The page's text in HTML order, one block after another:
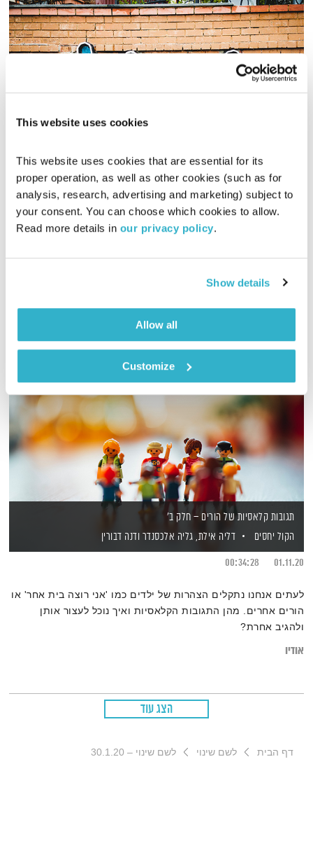
This website uses cookies
This website uses cookies that are essential for its
proper operation, as well as other cookies (such as for
analysis, research, advertising and marketing) subject to
your consent. You can choose which cookies to allow.
Read more details in our privacy policy.
Show details
Allow all
Customize
טיול שבת
מיכל גפן
16.10.21
01:58:37
מיכל גפן מזמינה אתכם לשעתיים של גרסאות כיסוי לארבעת
תגובות קלאסיות של הורים – חלק ב'
הקול יחסים
דליה אילת, גליה אלכסנדר ודנה דבורין
01.11.20
00:34:28
לעתים אנחנו נתקלים הצהרות של ילדים כמו 'אני רוצה בית אחר' או
הורים אחרים. מהן התגובות הקלאסיות ואיך נוכל לעצור אותן
ולהגיב אחרת?
אודיו
הצג עוד
דף הבית לשם שינוי לשם שינוי – 30.1.20